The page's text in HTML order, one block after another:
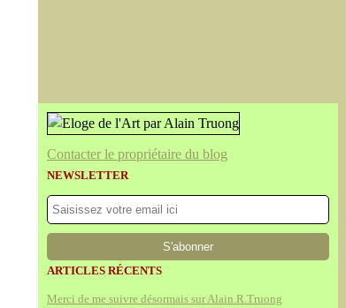
Contacter le propriétaire du blog
NEWSLETTER
ARTICLES RÉCENTS
Merci de me suivre désormais sur Alain.R.Truong